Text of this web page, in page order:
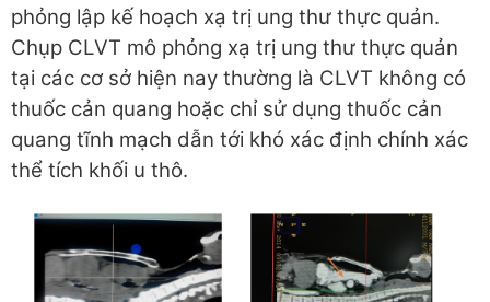
phỏng lập kế hoạch xạ trị ung thư thực quản.
Chụp CLVT mô phỏng xạ trị ung thư thực quản
tại các cơ sở hiện nay thường là CLVT không có
thuốc cản quang hoặc chỉ sử dụng thuốc cản
quang tĩnh mạch dẫn tới khó xác định chính xác
thể tích khối u thô.